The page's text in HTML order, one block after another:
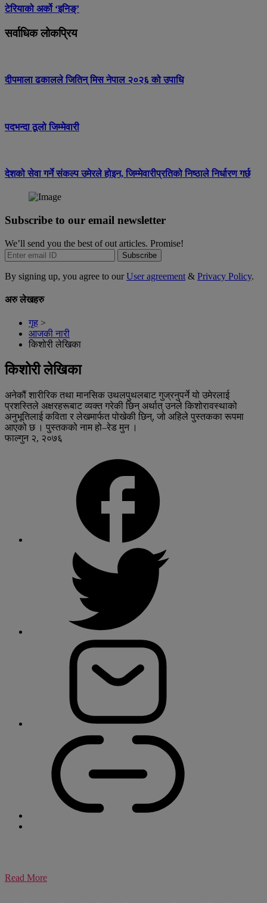
टेरियाको अर्को ‘इनिङ्’
सर्वाधिक लोकप्रिय
दीपमाला ढकालले जितिन् मिस नेपाल २०२६ को उपाधि
पदभन्दा ठूलो जिम्मेवारी
देशको सेवा गर्ने संकल्प उमेरले होइन, जिम्मेवारीप्रतिको निष्ठाले निर्धारण गर्छ
Subscribe to our email newsletter
We’ll send you the best of out articles. Promise!
Subscribe
By signing up, you agree to ourUser agreement & Privacy Policy.
अरु लेखहरु
गृह >
आजकी नारी
किशोरी लेखिका
किशोरी लेखिका
अनेकौं शारीरिक तथा मानसिक उथलपुथलबाट गुज्रनुपर्ने यो उमेरलाई
प्रशस्तिले अक्षरहरूबाट व्यक्त गरेकी छिन् अर्थात् उनले किशोरावस्थाको
अनुभूतिलाई कविता र लेखमार्फत पोखेकी छिन्, जो अहिले पुस्तकका रूपमा
आएको छ । पुस्तकको नाम हो–रेड मुन ।
फाल्गुन २, २०७६
Read More